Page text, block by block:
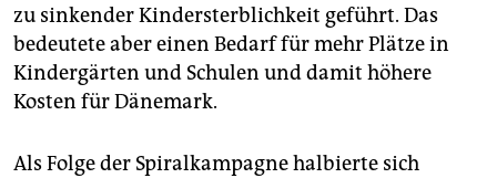
zu sinkender Kindersterblichkeit geführt. Das
bedeutete aber einen Bedarf für mehr Plätze in
Kindergärten und Schulen und damit höhere
Kosten für Dänemark.
Als Folge der Spiralkampagne halbierte sich